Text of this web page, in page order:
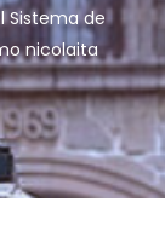
Sistema de
nicolaita